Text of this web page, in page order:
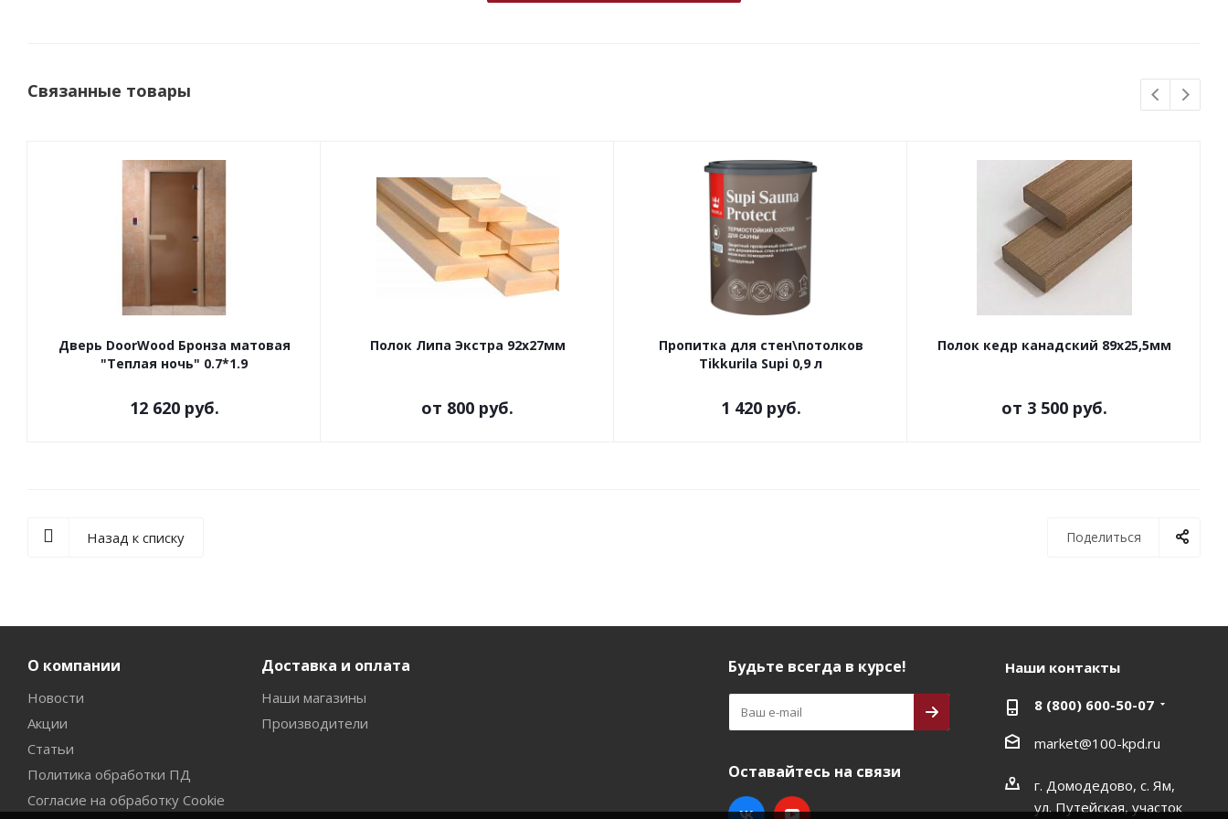
Связанные товары
Дверь DoorWood Бронза матовая
"Теплая ночь" 0.7*1.9
12 620руб.
Полок Липа Экстра 92х27мм
от 800 руб.
Пропитка для стен\потолков
Tikkurila Supi 0,9 л
1 420руб.
Полок кедр канадский 89х25,5мм
от 3 500 руб.
Поделиться
Назад к списку
О компании
Новости
Акции
Статьи
Политика обработки ПД
Согласие на обработку Cookie
Доставка и оплата
Наши магазины
Производители
Будьте всегда в курсе!
Оставайтесь на связи
Наши контакты
8 (800) 600-50-07
market@100-kpd.ru
г. Домодедово, с. Ям,
ул. Путейская, участок